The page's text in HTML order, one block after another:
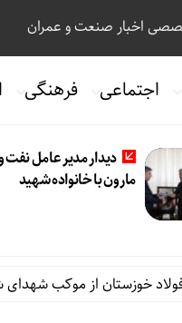
اخبار صنعت و عمران
اجتماعی فرهنگی
دیدار مدیر عامل نفت
مارون با خانواده شهید
خوزستان از موکب شهدای